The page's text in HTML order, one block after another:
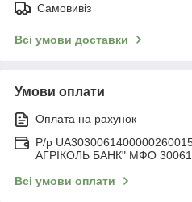
Самовивіз
Всі умови доставки
Умови оплати
Оплата на рахунок
Р/р
АГРІКОЛЬ БАНК" МФО
Всі умови оплати